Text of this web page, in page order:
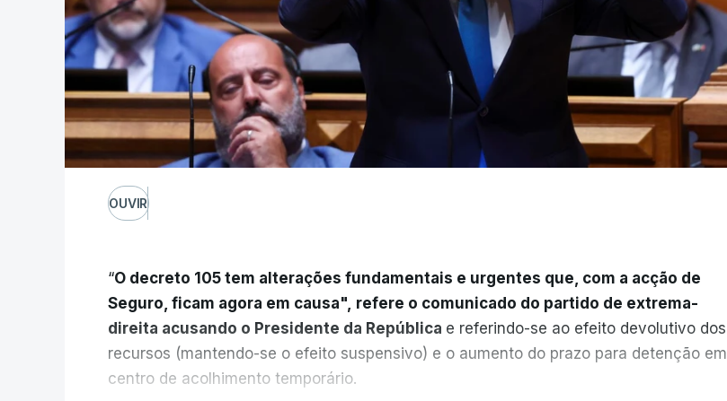
OUVIR
“O decreto 105 tem alterações fundamentais e urgentes que, com a acção de
Seguro, ficam agora em causa", refere o comunicado do partido de extrema-
direita acusando o Presidente da República e referindo-se ao efeito devolutivo dos
recursos (mantendo-se o efeito suspensivo) e o aumento do prazo para detenção em
centro de acolhimento temporário.